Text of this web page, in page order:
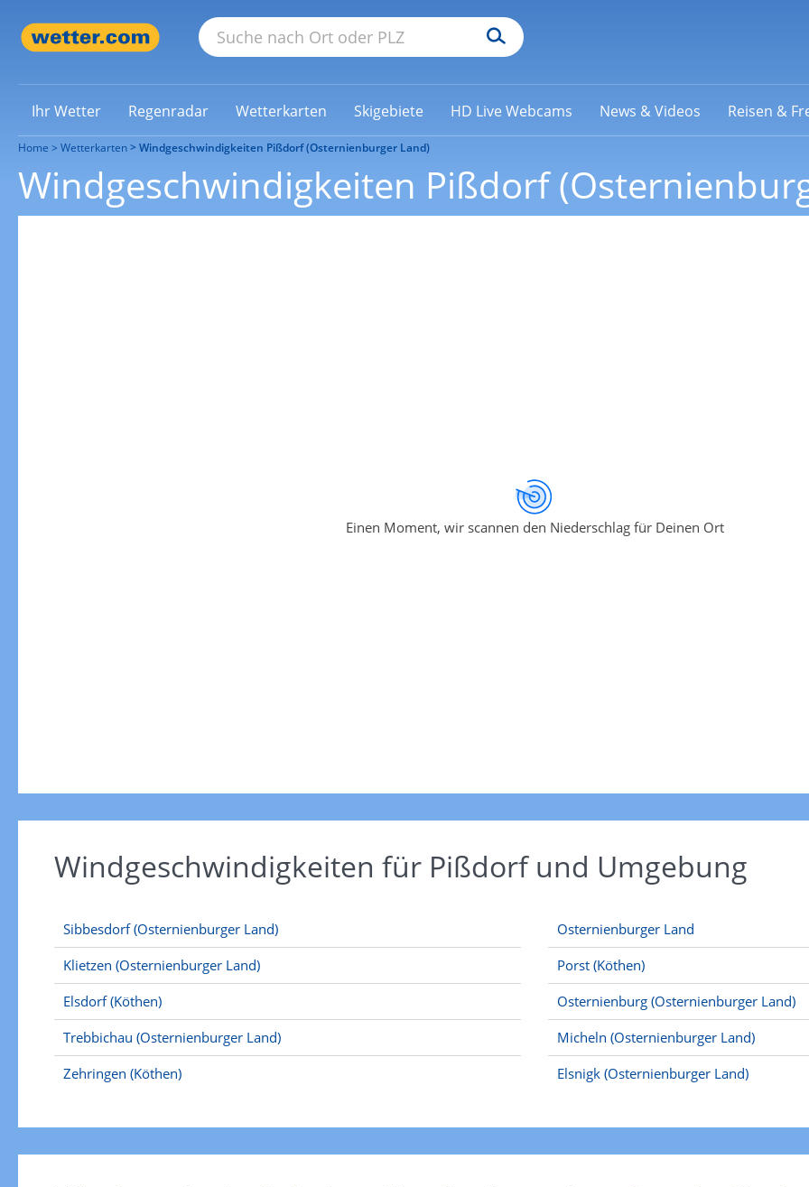
Ihr Wetter Regenradar Wetterkarten Skigebiete HD Live Webcams News & Videos Reisen &
Home Wetterkarten Windgeschwindigkeiten Pißdorf (Osternienburger Land)
Windgeschwindigkeiten Pißdorf
Einen Moment, wir scannen den Niederschlag für Deinen Ort
Windgeschwindigkeiten für Pißdorf und Umgebung
Sibbesdorf (Osternienburger Land)
Klietzen (Osternienburger Land)
Elsdorf (Köthen)
Trebbichau (Osternienburger Land)
Zehringen (Köthen)
Osternienburger Land
Porst (Köthen)
Osternienburg (Osternienburger Land)
Micheln (Osternienburger Land)
Elsnigk (Osternienburger Land)